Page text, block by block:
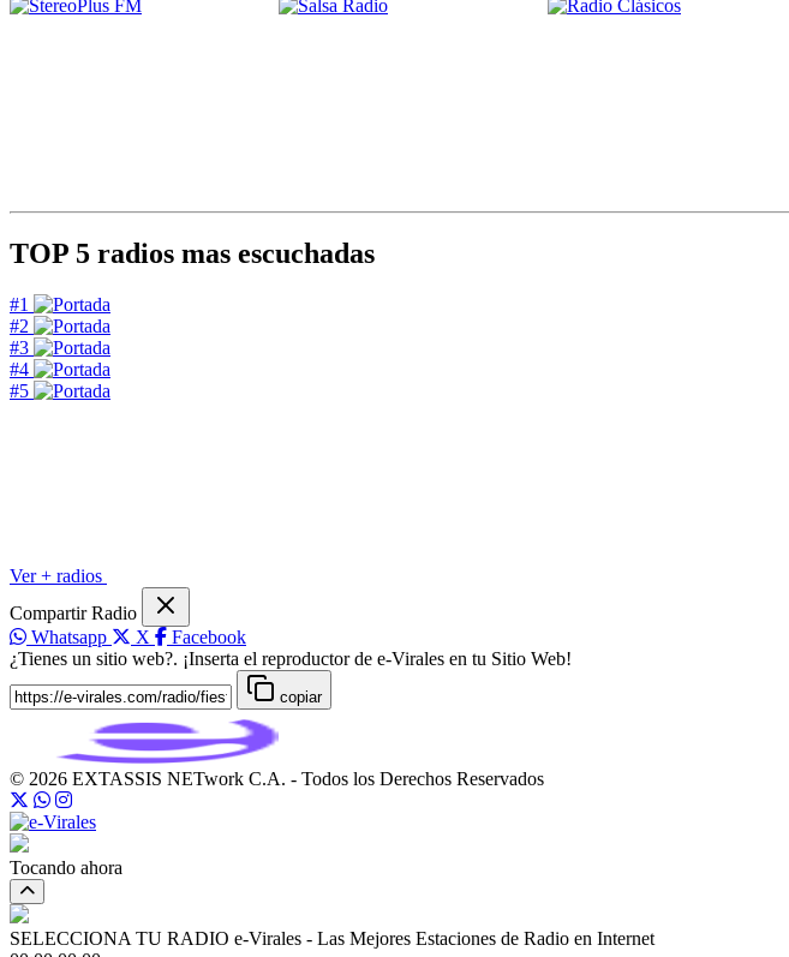
TOP 5 radios mas escuchadas
#1
#2
#3
#4
#5
Ver + radios
Compartir Radio
Whatsapp
X
Facebook
¿Tienes un sitio web?. ¡Inserta el reproductor de e-Virales en tu Sitio Web!
copiar
© 2026 EXTASSIS NETwork C.A. - Todos los Derechos Reservados
Tocando ahora
SELECCIONA TU RADIO e-Virales - Las Mejores Estaciones de Radio en Internet